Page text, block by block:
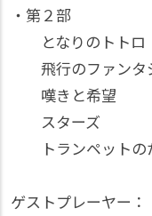
・第２部
となりのトトロ
飛行のファンタ
嘆きと希望
スターズ
トランペットの
ゲストプレーヤー：